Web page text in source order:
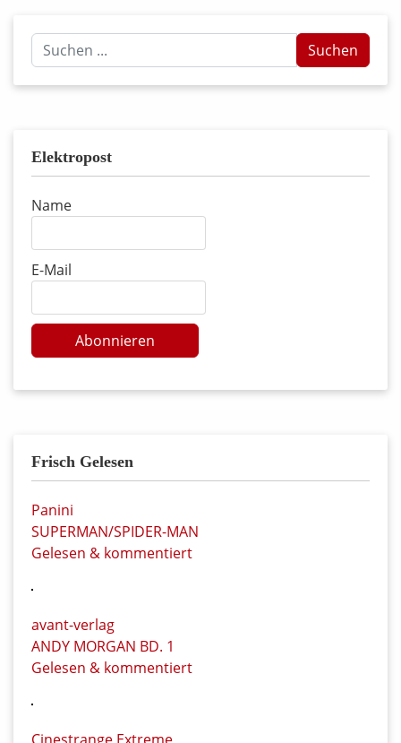
Suchen
...
Suchen
Elektropost
Name
E-Mail
Abonnieren
Frisch Gelesen
Panini
SUPERMAN/SPIDER-MAN
Gelesen & kommentiert
avant-verlag
ANDY MORGAN BD. 1
Gelesen & kommentiert
Cinestrange Extreme